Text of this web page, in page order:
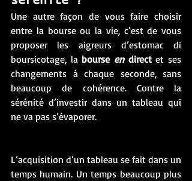
Une autre façon de vous faire choisir
entre la bourse ou la vie, c’est de vous
proposer les aigreurs d’estomac di
boursicotage, la bourse en direct et ses
changements à chaque seconde, sans
beaucoup de cohérence. Contre la
sérénité d’investir dans un tableau qui
ne va pas s’évaporer.
L’acquisition d’un tableau se fait dans un
temps humain. Un temps beaucoup plus